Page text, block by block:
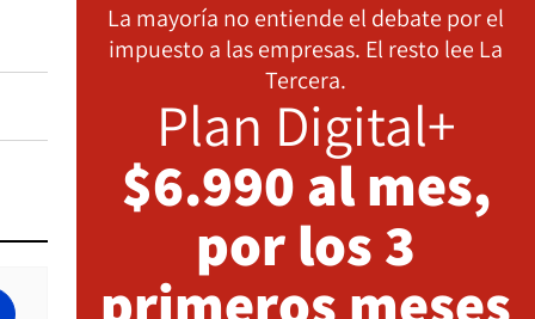
La mayoría no entiende el debate por el
impuesto a las empresas. El resto lee La
Tercera.
Plan Digital+
$6.990 al mes,
por los 3
primeros meses